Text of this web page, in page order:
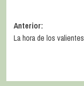
Anterior:
La hora de los valientes